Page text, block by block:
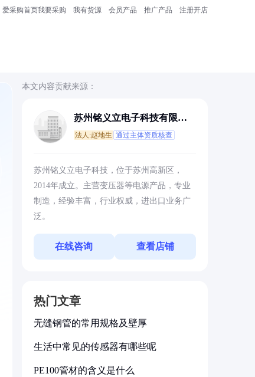
爱采购首页我要采购 我有货源 会员产品 推广产品 注册开店
本文内容贡献来源：
苏州铭义立电子科技有限公
法人:赵地生 通过主体资质核查
苏州铭义立电子科技，位于苏州高新区，
2014年成立。主营变压器等电源产品，专业
制造，经验丰富，行业权威，进出口业务广
泛。
在线咨询 查看店铺
热门文章
无缝钢管的常用规格及壁厚
生活中常见的传感器有哪些呢
PE100管材的含义是什么